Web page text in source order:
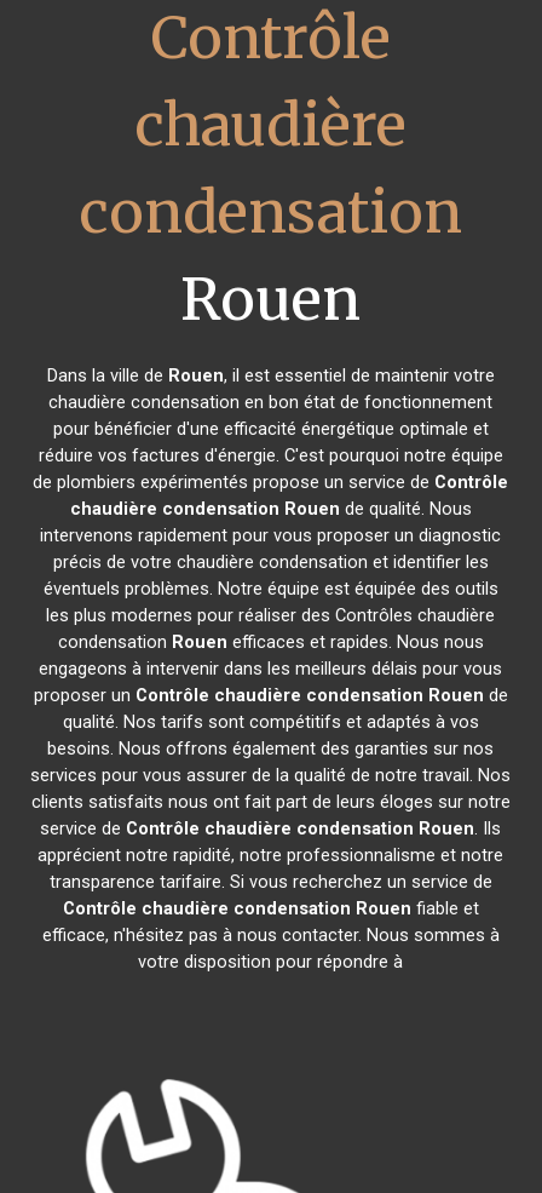
Contrôle
chaudière
condensation
Rouen
Dans la ville de Rouen, il est essentiel de maintenir votre
chaudière condensation en bon état de fonctionnement
pour bénéficier d'une efficacité énergétique optimale et
réduire vos factures d'énergie. C'est pourquoi notre équipe
de plombiers expérimentés propose un service de Contrôle
chaudière condensation Rouen de qualité. Nous
intervenons rapidement pour vous proposer un diagnostic
précis de votre chaudière condensation et identifier les
éventuels problèmes. Notre équipe est équipée des outils
les plus modernes pour réaliser des Contrôles chaudière
condensation Rouen efficaces et rapides. Nous nous
engageons à intervenir dans les meilleurs délais pour vous
proposer un Contrôle chaudière condensation Rouen de
qualité. Nos tarifs sont compétitifs et adaptés à vos
besoins. Nous offrons également des garanties sur nos
services pour vous assurer de la qualité de notre travail. Nos
clients satisfaits nous ont fait part de leurs éloges sur notre
service de Contrôle chaudière condensation Rouen. Ils
apprécient notre rapidité, notre professionnalisme et notre
transparence tarifaire. Si vous recherchez un service de
Contrôle chaudière condensation Rouen fiable et
efficace, n'hésitez pas à nous contacter. Nous sommes à
votre disposition pour répondre à